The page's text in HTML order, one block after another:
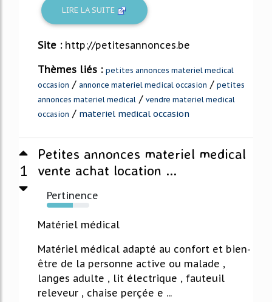
LIRE LA SUITE
Site : http://petitesannonces.be
Thèmes liés : petites annonces materiel medical
occasion / annonce materiel medical occasion / petites
annonces materiel medical / vendre materiel medical
occasion / materiel medical occasion
1
Petites annonces materiel medical
vente achat location ...
Pertinence
61%
Matériel médical
Matériel médical adapté au confort et bien-
être de la personne active ou malade ,
langes adulte , lit électrique , fauteuil
releveur , chaise perçée e ...